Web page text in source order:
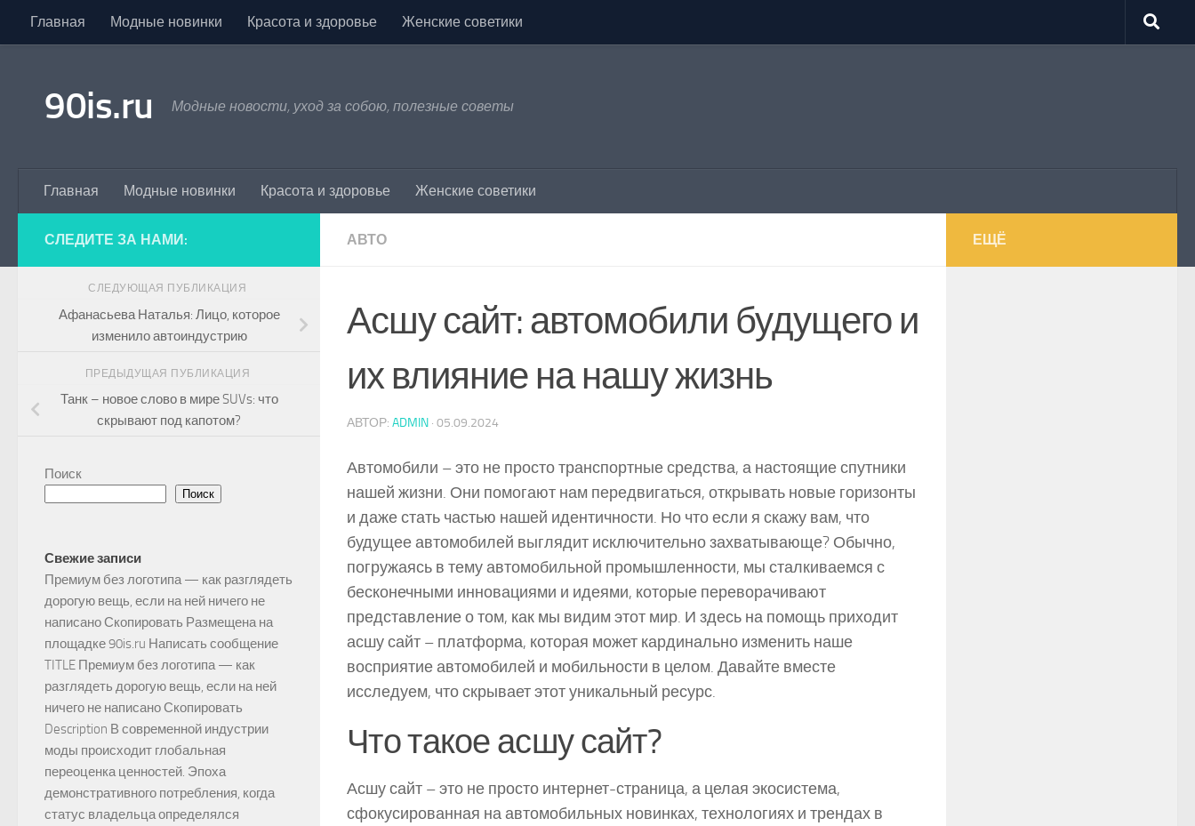
Skip to content
Главная Модные новинки Красота и здоровье Женские советики
90is.ru Модные новости, уход за собою, полезные советы
Главная Модные новинки Красота и здоровье Женские советики
АВТО
Асшу сайт: автомобили будущего и
их влияние на нашу жизнь
АВТОР: ADMIN · 05.09.2024
Автомобили – это не просто транспортные средства, а настоящие спутники
нашей жизни. Они помогают нам передвигаться, открывать новые горизонты
и даже стать частью нашей идентичности. Но что если я скажу вам, что
будущее автомобилей выглядит исключительно захватывающе? Обычно,
погружаясь в тему автомобильной промышленности, мы сталкиваемся с
бесконечными инновациями и идеями, которые переворачивают
представление о том, как мы видим этот мир. И здесь на помощь приходит
асшу сайт – платформа, которая может кардинально изменить наше
восприятие автомобилей и мобильности в целом. Давайте вместе
исследуем, что скрывает этот уникальный ресурс.
Что такое асшу сайт?
Асшу сайт – это не просто интернет-страница, а целая экосистема,
сфокусированная на автомобильных новинках, технологиях и трендах в
СЛЕДИТЕ ЗА НАМИ:
СЛЕДУЮЩАЯ ПУБЛИКАЦИЯ
Афанасьева Наталья: Лицо, которое
изменило автоиндустрию
ПРЕДЫДУЩАЯ ПУБЛИКАЦИЯ
Танк – новое слово в мире SUVs: что
скрывают под капотом?
Поиск
Поиск
Свежие записи
Премиум без логотипа — как разглядеть
дорогую вещь, если на ней ничего не
написано Скопировать Размещена на
площадке 90is.ru Написать сообщение
TITLE Премиум без логотипа — как
разглядеть дорогую вещь, если на ней
ничего не написано Скопировать
Description В современной индустрии
моды происходит глобальная
переоценка ценностей. Эпоха
демонстративного потребления, когда
статус владельца определялся
ЕЩЁ